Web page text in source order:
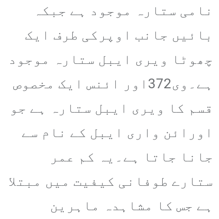
نامی ستارہ موجود ہے جبکہ
بائیں جانب اوپرکی طرف ایک
چھوٹا ویری ایبل ستارہ موجود
ہے۔وی372اور ائنس ایک مخصوص
قسم کا ویری ایبل ستارہ ہے جو
اورائن واری ایبل کے نام سے
جانا جاتا ہے۔یہ کم عمر
ستارے طوفانی کیفیت میں مبتلا
ہے جس کا مشاہدہ ماہرین